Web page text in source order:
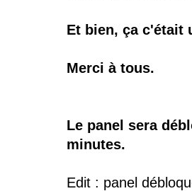
Et bien, ça c'était
Merci à tous.
Le panel sera
minutes.
Edit : panel